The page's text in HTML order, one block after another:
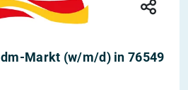
Markt (w/m/d) in 76549